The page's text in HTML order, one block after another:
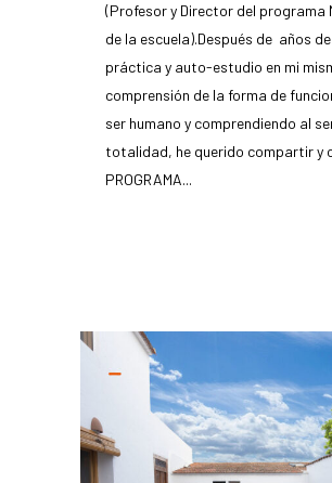
(Profesor y Director del programa
de la escuela).Después de años de
práctica y auto-estudio en mi
comprensión de la forma de
ser humano y comprendiendo al
totalidad, he querido compartir y
PROGRAMA...